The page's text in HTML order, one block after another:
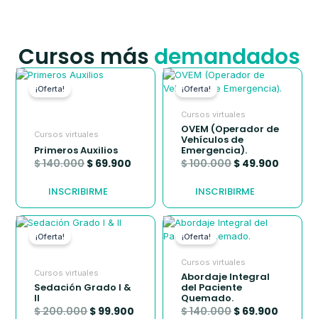
Cursos más demandados
¡Oferta!
Cursos virtuales
Primeros Auxilios
$140.000
El
$ 69.900
precio
INSCRIBIRME
¡Oferta!
Cursos virtuales
OVEM (Operador de
Vehículos de
Emergencia).
$100.000
El
precio
era:
$ 100.000.
$ 49.900
precio
$
INSCRIBIRME
¡Oferta!
Cursos virtuales
Sedación Grado I &
II
$200.000
El
$ 200.000.
$ 99.900
precio
¡Oferta!
Cursos virtuales
Abordaje Integral
del Paciente
Quemado.
$140.000
El
precio
era:
$ 140.000.
$ 69.900